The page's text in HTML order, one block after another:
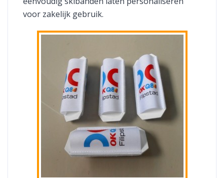
voor zakelijk gebruik.